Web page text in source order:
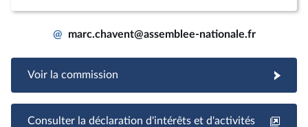
@ marc.chavent@assemblee-nationale.fr
Voir la commission
Consulter la déclaration d'intérêts et d'activités